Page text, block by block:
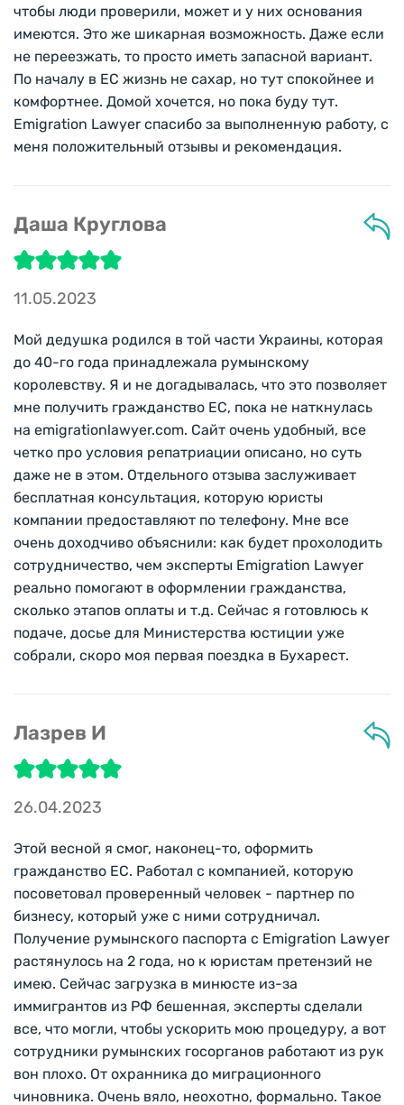
чтобы люди проверили, может и у них основания
имеются. Это же шикарная возможность. Даже если
не переезжать, то просто иметь запасной вариант.
По началу в ЕС жизнь не сахар, но тут спокойнее и
комфортнее. Домой хочется, но пока буду тут.
Emigration Lawyer спасибо за выполненную работу, с
меня положительный отзывы и рекомендация.
Даша Круглова
11.05.2023
Мой дедушка родился в той части Украины, которая
до 40-го года принадлежала румынскому
королевству. Я и не догадывалась, что это позволяет
мне получить гражданство ЕС, пока не наткнулась
на emigrationlawyer.com. Сайт очень удобный, все
четко про условия репатриации описано, но суть
даже не в этом. Отдельного отзыва заслуживает
бесплатная консультация, которую юристы
компании предоставляют по телефону. Мне все
очень доходчиво объяснили: как будет прохолодить
сотрудничество, чем эксперты Emigration Lawyer
реально помогают в оформлении гражданства,
сколько этапов оплаты и т.д. Сейчас я готовлюсь к
подаче, досье для Министерства юстиции уже
собрали, скоро моя первая поездка в Бухарест.
Лазрев И
26.04.2023
Этой весной я смог, наконец-то, оформить
гражданство ЕС. Работал с компанией, которую
посоветовал проверенный человек - партнер по
бизнесу, который уже с ними сотрудничал.
Получение румынского паспорта с Emigration Lawyer
растянулось на 2 года, но к юристам претензий не
имею. Сейчас загрузка в минюсте из-за
иммигрантов из РФ бешенная, эксперты сделали
все, что могли, чтобы ускорить мою процедуру, а вот
сотрудники румынских госорганов работают из рук
вон плохо. От охранника до миграционного
чиновника. Очень вяло, неохотно, формально. Такое